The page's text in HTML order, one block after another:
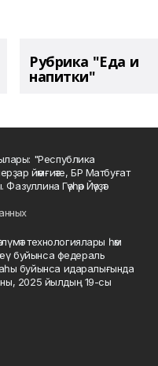
Рубрика "Еда и
напитки"
"Республика
йәмғиәте, БР Матбуғат
Гәүһәр Йәүҙәт
технологиялары һәм
буйынса федераль
буйынса идаралығында
2025 йылдың 19-сы